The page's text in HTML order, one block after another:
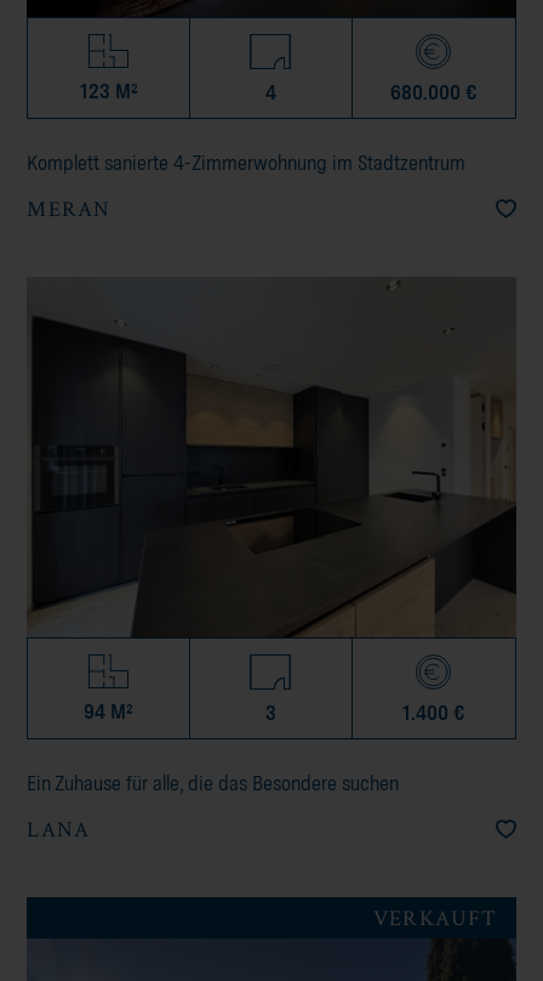
123 M² 4 680.000 €
Komplett sanierte 4-Zimmerwohnung im Stadtzentrum
MERAN
94 M² 3 1.400 €
Ein Zuhause für alle, die das Besondere suchen
LANA
VERKAUFT